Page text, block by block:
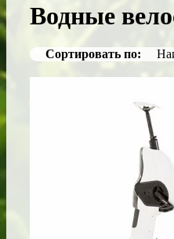
Водные
Сортировать по: